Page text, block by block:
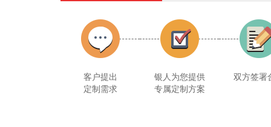
客户提出
定制需求
银人为您提供
专属定制方案
双方签署